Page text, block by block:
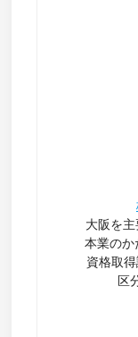
大阪を主
本業のか
資格取
区